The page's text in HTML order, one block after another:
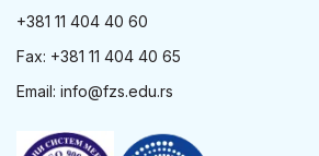
+381 11 404 40 60
Fax: +381 11 404 40 65
Email: info@fzs.edu.rs